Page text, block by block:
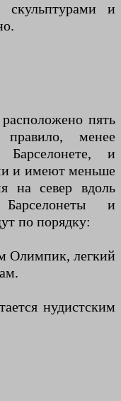
скульптурами и
пять
менее
и
и имеют меньше
на север вдоль
и
по порядку:
Олимпик, легкий
нудистским